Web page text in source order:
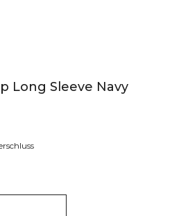
Long Sleeve Navy